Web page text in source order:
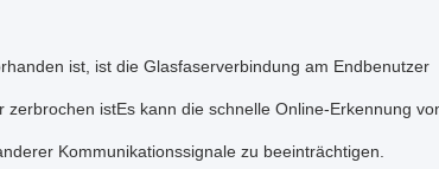
ist, ist die Glasfaserverbindung am Endbenutzer
istEs kann die schnelle Online-Erkennung
Kommunikationssignale zu beeinträchtigen.